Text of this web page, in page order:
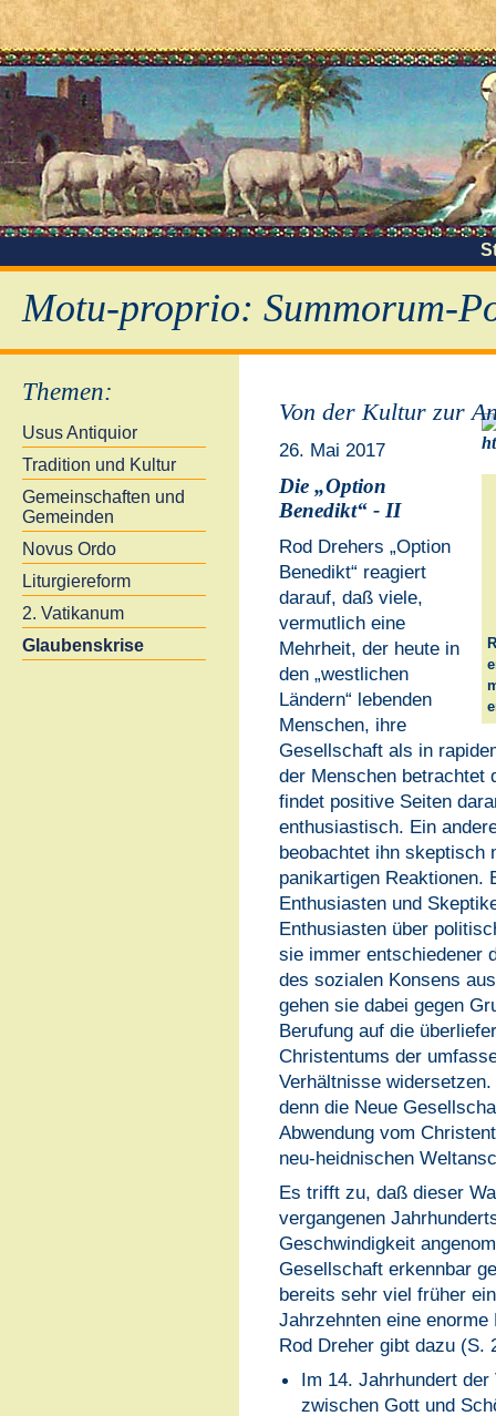
Motu-proprio: Summorum-
Themen:
Usus Antiquior
Tradition und Kultur
Gemeinschaften und
Gemeinden
Novus Ordo
Liturgiereform
2. Vatikanum
Glaubenskrise
Von der Kultur zur
26. Mai 2017
Die „Option
Benedikt“ - II
Rod Drehers „Option
Benedikt“ reagiert
darauf, daß viele,
vermutlich eine
Mehrheit, der heute in
den „westlichen
Ländern“ lebenden
Menschen, ihre
Gesellschaft als in
der Menschen betrachtet
findet positive Seiten
enthusiastisch. Ein
beobachtet ihn skeptisch
panikartigen Reaktionen.
Enthusiasten und
Enthusiasten über
sie immer entschiedener
des sozialen Konsens
gehen sie dabei gegen
Berufung auf die
Christentums der
Verhältnisse
denn die Neue
Abwendung vom
neu-heidnischen
Es trifft zu, daß dieser
vergangenen
Geschwindigkeit
Gesellschaft erkennbar
bereits sehr viel früher
Jahrzehnten eine
Rod Dreher gibt dazu (S.
Im 14. Jahrhundert
zwischen Gott und